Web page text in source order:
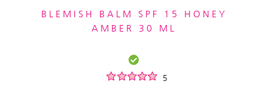
BLEMISH BALM SPF 15 HONEY
AMBER 30 ML
5